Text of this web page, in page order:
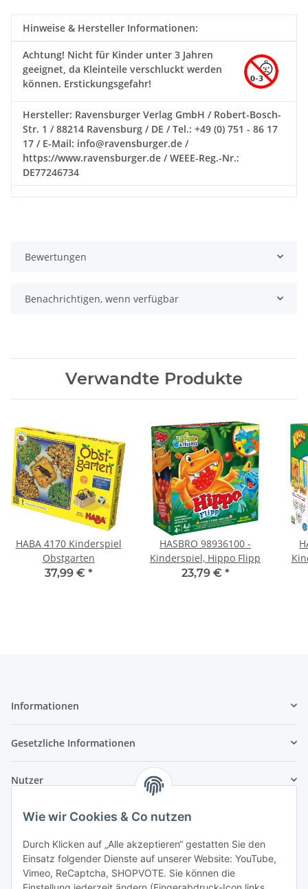
Wie wir Cookies & Co nutzen
Durch Klicken auf „Alle akzeptieren“ gestatten Sie den
Einsatz folgender Dienste auf unserer Website: YouTube,
Vimeo, ReCaptcha, SHOPVOTE. Sie können die
Hinweise & Hersteller Informationen:
Achtung! Nicht für Kinder unter 3 Jahren
geeignet, da Kleinteile verschluckt werden
können. Erstickungsgefahr!
Hersteller: Ravensburger Verlag GmbH / Robert-Bosch-
Str. 1 / 88214 Ravensburg / DE / Tel.: +49 (0) 751 - 86 17
17 / E-Mail: info@ravensburger.de /
https://www.ravensburger.de / WEEE-Reg.-Nr.:
DE77246734
Bewertungen
Benachrichtigen, wenn verfügbar
Verwandte Produkte
HABA 4170 Kinderspiel
Obstgarten
37,99 € *
HASBRO 98936100 -
Kinderspiel, Hippo Flipp
23,79 € *
Informationen
Gesetzliche Informationen
Nutzer